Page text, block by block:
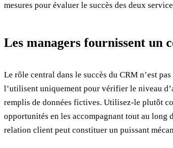
mesures pour évaluer le succès des deux
Les managers fournissent un
Le rôle central dans le succès du CRM n’est
l’utilisent uniquement pour vérifier le niveau
remplis de données fictives. Utilisez-le plutôt
opportunités en les accompagnant tout au long
relation client peut constituer un puissant